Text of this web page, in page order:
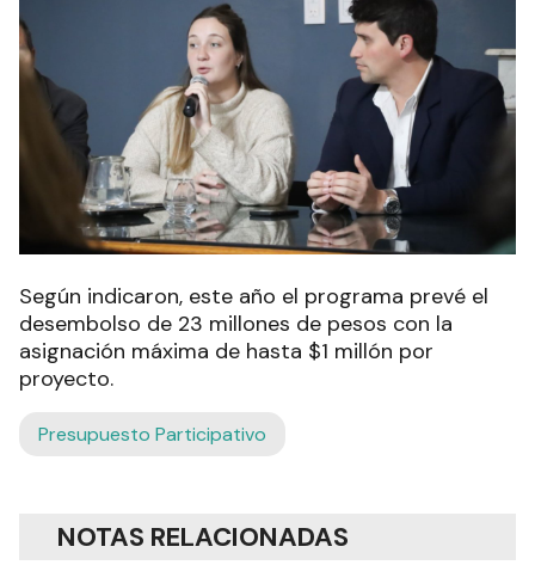
Según indicaron, este año el programa prevé el
desembolso de 23 millones de pesos con la
asignación máxima de hasta $1 millón por
proyecto.
Presupuesto Participativo
NOTAS RELACIONADAS